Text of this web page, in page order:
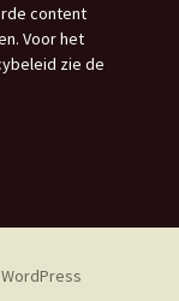
content
Voor het
zie de